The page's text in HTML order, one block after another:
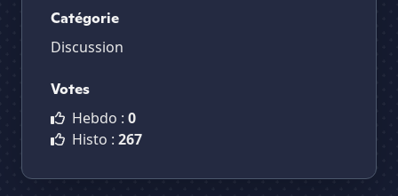
Catégorie
Discussion
Votes
Hebdo : 0
Histo : 267